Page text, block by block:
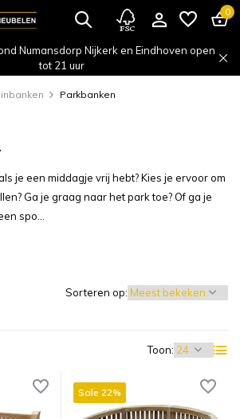
0
Numansdorp Nijkerk en Eindhoven open
tot 21 uur
Parkbanken
je een middagje vrij hebt? Kies je ervoor om
Ga je graag naar het park toe? Of ga je
spo...
Toon:
Sorteren op:
Sale 22%